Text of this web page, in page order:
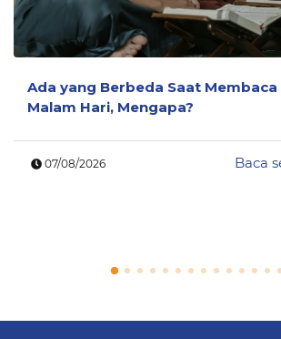
Ada yang Berbeda Saat Membaca
Malam Hari, Mengapa?
07/08/2026 Baca